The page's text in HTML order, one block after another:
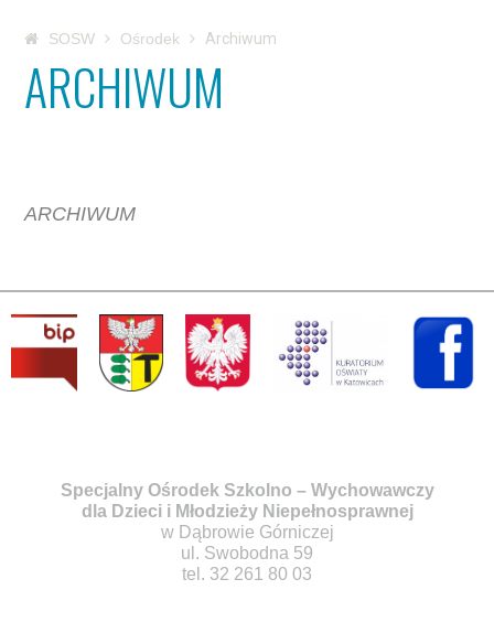
SOSW Ośrodek Archiwum
ARCHIWUM
ARCHIWUM
Specjalny Ośrodek Szkolno – Wychowawczy
dla Dzieci i Młodzieży Niepełnosprawnej
w Dąbrowie Górniczej
ul. Swobodna 59
tel. 32 261 80 03